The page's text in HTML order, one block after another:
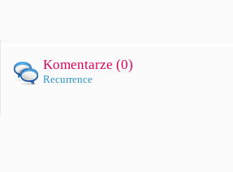
Komentarze (0)
Recurrence